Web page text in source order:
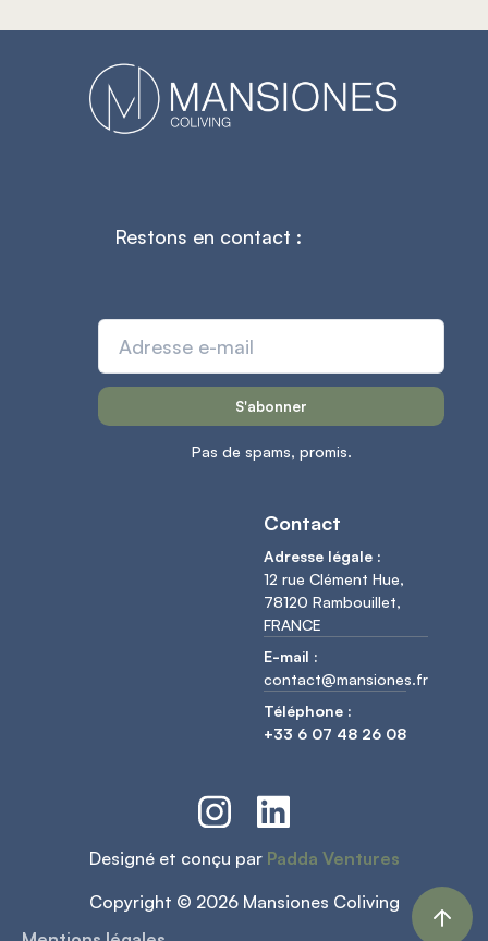
Restons en contact :
Pas de spams, promis.
Contact
Adresse légale :
12 rue Clément Hue,
78120 Rambouillet,
FRANCE
E-mail :
contact@mansiones.fr
Téléphone :
+33 6 07 48 26 08
Designé et conçu par Padda Ventures
Copyright © 2026 Mansiones Coliving